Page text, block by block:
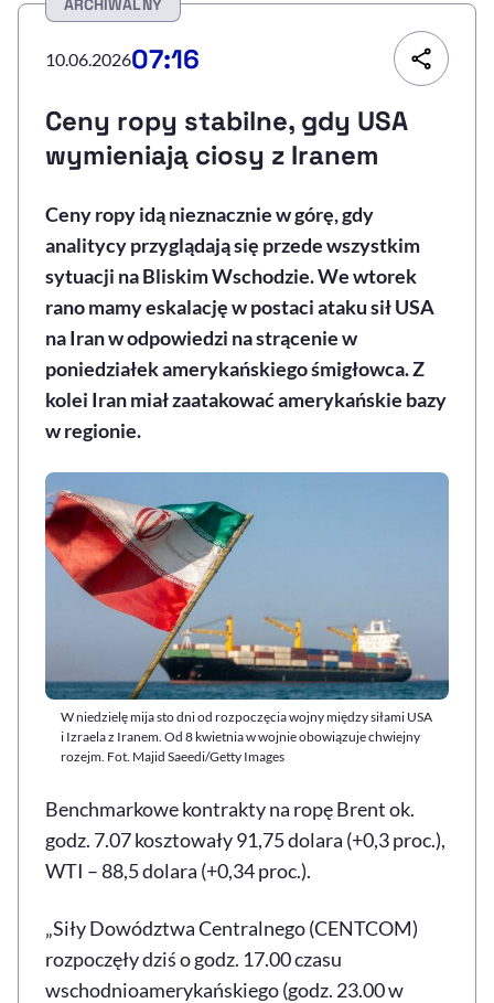
Sprawdź, jak i dlaczego zwiększamy dostępność , otwiera się w nowym
Deklaracja dostępności, otwiera się w nowym oknie
Zgłoś problem
, otwiera się w
ARCHIWALNY
10.06.202607:16
Ceny ropy stabilne, gdy USA
wymieniają ciosy z Iranem
Ceny ropy idą nieznacznie w górę, gdy
analitycy przyglądają się przede wszystkim
sytuacji na Bliskim Wschodzie. We wtorek
rano mamy eskalację w postaci ataku sił USA
na Iran w odpowiedzi na strącenie w
poniedziałek amerykańskiego śmigłowca. Z
kolei Iran miał zaatakować amerykańskie bazy
w regionie.
W niedzielę mija sto dni od rozpoczęcia wojny między siłami USA
i Izraela z Iranem. Od 8 kwietnia w wojnie obowiązuje chwiejny
rozejm. Fot. Majid Saeedi/Getty Images
Benchmarkowe kontrakty na ropę Brent ok.
godz. 7.07 kosztowały 91,75 dolara (+0,3 proc.),
WTI – 88,5 dolara (+0,34 proc.).
„Siły Dowództwa Centralnego (CENTCOM)
rozpoczęły dziś o godz. 17.00 czasu
wschodnioamerykańskiego (godz. 23.00 w